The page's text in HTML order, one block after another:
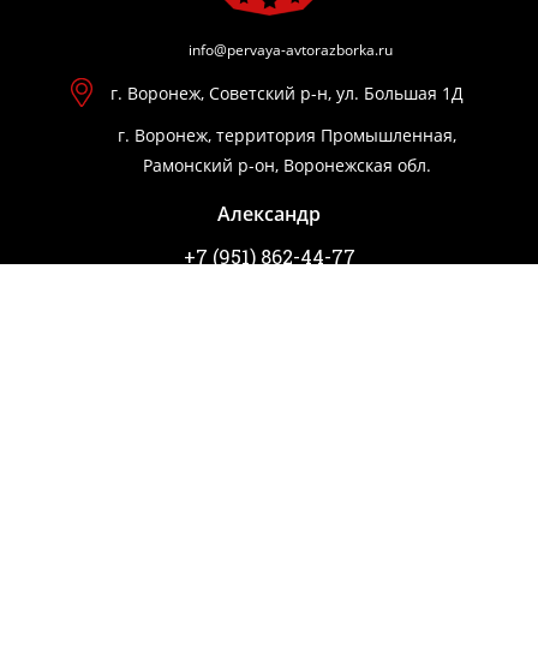
info@pervaya-avtorazborka.ru
г. Воронеж, Советский р-н, ул. Большая 1Д
г. Воронеж, территория Промышленная,
Рамонский р-он, Воронежская обл.
Александр
+7 (951) 862-44-77